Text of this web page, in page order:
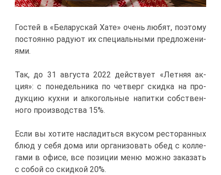
Го­стей в «Бе­ла­рус­кай Ха­те» очень лю­бят, по­это­му
по­сто­ян­но ра­ду­ют их спе­ци­аль­ны­ми пред­ло­же­ни­
я­ми.
Так, до 31 ав­гу­ста 2022 дей­ству­ет «Лет­няя ак­
ция»: с по­не­дель­ни­ка по чет­верг скид­ка на про­
дук­цию кух­ни и ал­ко­голь­ные на­пит­ки соб­ствен­
но­го про­из­вод­ства 15%.
Ес­ли вы хо­ти­те на­сла­дить­ся вку­сом ре­сто­ран­ных
блюд у се­бя до­ма или ор­га­ни­зо­вать обед с кол­ле­
га­ми в офи­се, все по­зи­ции ме­ню мож­но за­ка­зать
с со­бой со скид­кой 20%.